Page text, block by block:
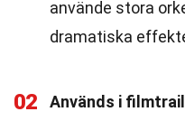
använde stora
dramatiska
02
Används i